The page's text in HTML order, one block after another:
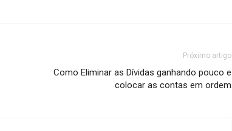
Próximo artigo
Como Eliminar as Dívidas ganhando pouco e
colocar as contas em ordem